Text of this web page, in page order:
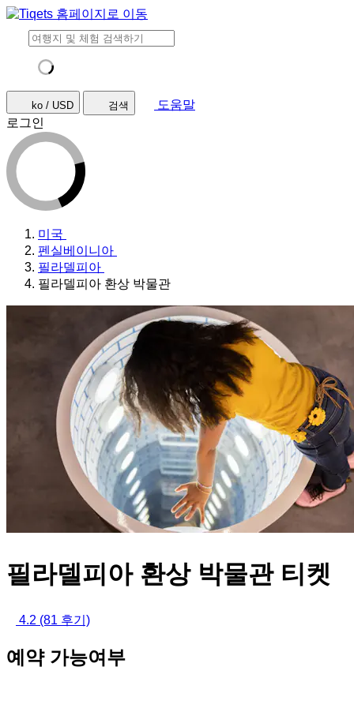
ko / USD 검색
도움말
로그인
미국
펜실베이니아
필라델피아
필라델피아 환상 박물관
필라델피아 환상 박물관 티켓
4.2 (81 후기)
예약 가능여부